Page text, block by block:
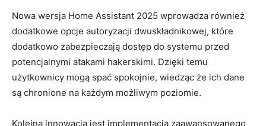
Nowa wersja Home Assistant 2025 wprowadza również
dodatkowe opcje autoryzacji dwuskładnikowej, które
dodatkowo zabezpieczają dostęp do​ systemu przed
potencjalnymi atakami hakerskimi. Dzięki temu
użytkownicy⁤ mogą⁣ spać spokojnie, wiedząc że ich dane
są chronione na każdym⁢ możliwym poziomie.
Kolejną innowacją‍ jest implementacja zaawansowanego